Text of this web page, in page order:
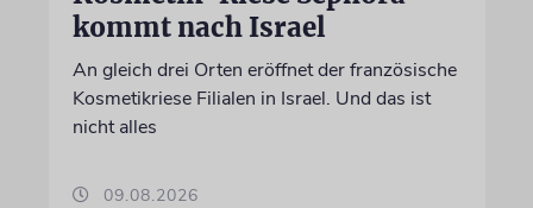
kommt nach Israel
An gleich drei Orten eröffnet der französische
Kosmetikriese Filialen in Israel. Und das ist
nicht alles
09.08.2026